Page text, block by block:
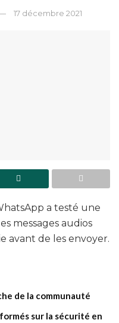
17 décembre 2021
a testé une
messages audios
avant de les envoyer.
de la communauté
sur la sécurité en